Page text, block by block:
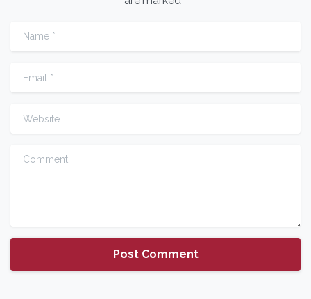
Name
Email
Website
Comment